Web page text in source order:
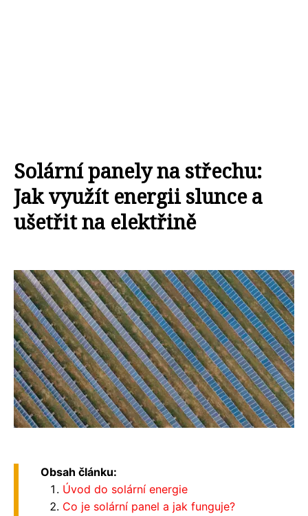
Solární panely na střechu:
Jak využít energii slunce a
ušetřit na elektřině
Obsah článku:
Úvod do solární energie
Co je solární panel a jak funguje?